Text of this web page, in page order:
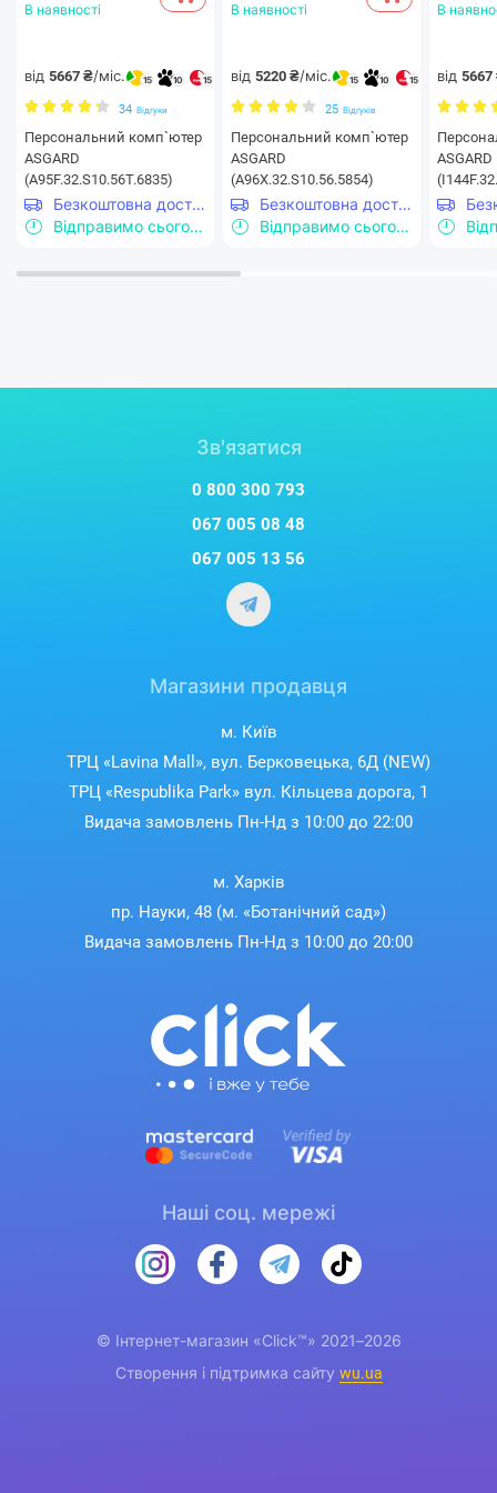
В наявності
від 5667 ₴/міс. 15 10 15
34 Відгуки
Персональний комп`ютер
ASGARD
(A95F.32.S10.56T.6835)
Безкоштовна доставка
Відправимо сьогодні
В наявності
від 5220 ₴/міс. 15 10 15
25 Відгуків
Персональний комп`ютер
ASGARD
(A96X.32.S10.56.5854)
Безкоштовна доставка
Відправимо сьогодні
В
від 5667
ASGARD
Зв'язатися
0 800 300 793
067 005 08 48
067 005 13 56
Магазини продавця
м. Київ
ТРЦ «Lavina Mall», вул. Берковецька, 6Д (NEW)
ТРЦ «Respublika Park» вул. Кільцева дорога, 1
Видача замовлень Пн-Нд з 10:00 до 22:00
м. Харків
пр. Науки, 48 (м. «Ботанічний сад»)
Видача замовлень Пн-Нд з 10:00 до 20:00
Наші соц. мережі
© Інтернет-магазин «Click™» 2021–2026
Створення і підтримка сайту wu.ua